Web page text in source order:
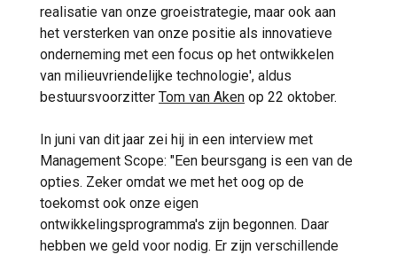
realisatie van onze groeistrategie, maar ook aan
het versterken van onze positie als innovatieve
onderneming met een focus op het ontwikkelen
van milieuvriendelijke technologie', aldus
bestuursvoorzitter Tom van Aken op 22 oktober.
In juni van dit jaar zei hij in een interview met
Management Scope: "Een beursgang is een van de
opties. Zeker omdat we met het oog op de
toekomst ook onze eigen
ontwikkelingsprogramma's zijn begonnen. Daar
hebben we geld voor nodig. Er zijn verschillende